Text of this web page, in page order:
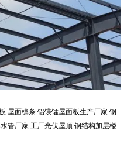
屋面檩条 铝镁锰屋面板生产厂家 钢
管厂家 工厂光伏屋顶 钢结构加层楼